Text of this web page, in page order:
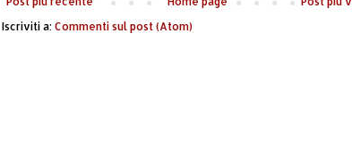
Iscriviti a: Commenti sul post (Atom)